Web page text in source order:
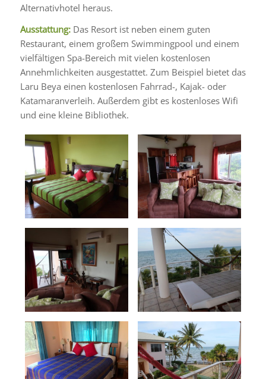
Alternativhotel heraus.
Ausstattung: Das Resort ist neben einem guten
Restaurant, einem großem Swimmingpool und einem
vielfältigen Spa-Bereich mit vielen kostenlosen
Annehmlichkeiten ausgestattet. Zum Beispiel bietet das
Laru Beya einen kostenlosen Fahrrad-, Kajak- oder
Katamaranverleih. Außerdem gibt es kostenloses Wifi
und eine kleine Bibliothek.